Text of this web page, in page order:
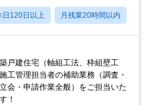
日120日以上 月残業20時間以内
戸建住宅（軸組工法、枠組壁工
工管理担当者の補助業務（調査・
会・申請作業全般）をご担当いた
！